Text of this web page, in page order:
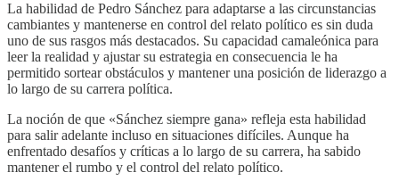
La habilidad de Pedro Sánchez para adaptarse a las circunstancias
cambiantes y mantenerse en control del relato político es sin duda
uno de sus rasgos más destacados. Su capacidad camaleónica para
leer la realidad y ajustar su estrategia en consecuencia le ha
permitido sortear obstáculos y mantener una posición de liderazgo a
lo largo de su carrera política.
La noción de que «Sánchez siempre gana» refleja esta habilidad
para salir adelante incluso en situaciones difíciles. Aunque ha
enfrentado desafíos y críticas a lo largo de su carrera, ha sabido
mantener el rumbo y el control del relato político.